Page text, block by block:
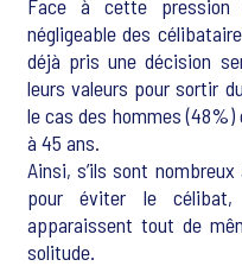
Face à cette pression
négligeable des
déjà pris une décision
leurs valeurs pour sortir
le cas des hommes
à 45 ans.
Ainsi, s’ils sont
pour éviter le
apparaissent tout de
solitude.